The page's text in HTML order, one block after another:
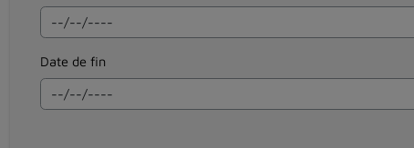
Date de fin